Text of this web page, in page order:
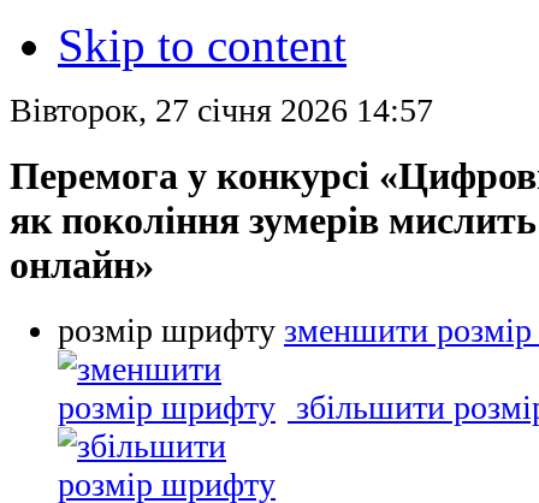
Skip to content
Вівторок, 27 січня 2026 14:57
Перемога у конкурсі
як покоління зумерів
онлайн»
розмір шрифту зменшити
збільшити